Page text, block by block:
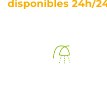
disponibles 24h/